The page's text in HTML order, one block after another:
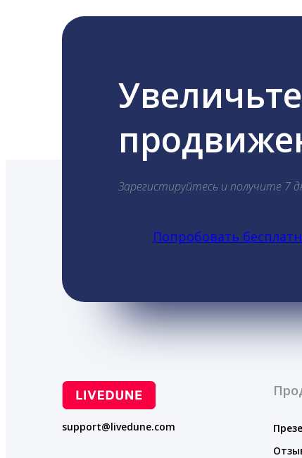
Зарегистируйтесь и получите 7
Попробовать
support@livedune.com